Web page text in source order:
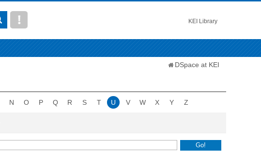
KEI Library
DSpace at KEI
N O P Q R S T U V W X Y Z